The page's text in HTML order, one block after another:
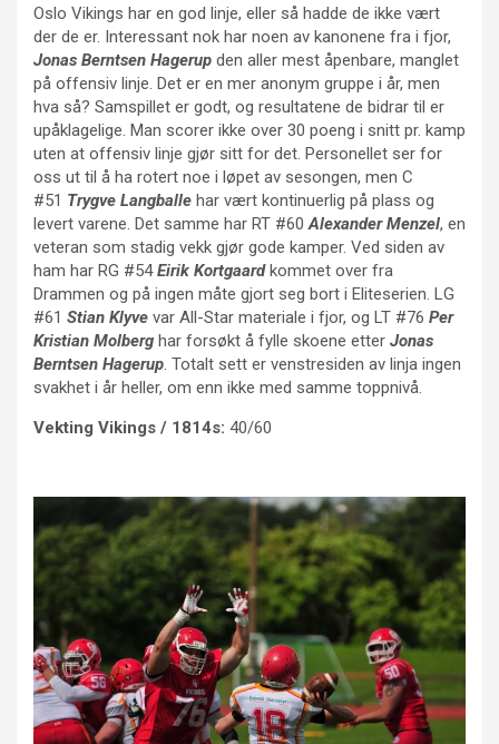
Oslo Vikings har en god linje, eller så hadde de ikke vært
der de er. Interessant nok har noen av kanonene fra i fjor,
Jonas Berntsen Hagerup den aller mest åpenbare, manglet
på offensiv linje. Det er en mer anonym gruppe i år, men
hva så? Samspillet er godt, og resultatene de bidrar til er
upåklagelige. Man scorer ikke over 30 poeng i snitt pr. kamp
uten at offensiv linje gjør sitt for det. Personellet ser for
oss ut til å ha rotert noe i løpet av sesongen, men C
#51 Trygve Langballe har vært kontinuerlig på plass og
levert varene. Det samme har RT #60 Alexander Menzel, en
veteran som stadig vekk gjør gode kamper. Ved siden av
ham har RG #54Eirik Kortgaardkommet over fra
Drammen og på ingen måte gjort seg bort i Eliteserien. LG
#61 Stian Klyve var All-Star materiale i fjor, og LT #76 Per
Kristian Molberg har forsøkt å fylle skoene etter Jonas
Berntsen Hagerup . Totalt sett er venstresiden av linja ingen
svakhet i år heller, om enn ikke med samme toppnivå.
Vekting Vikings / 1814s: 40/60